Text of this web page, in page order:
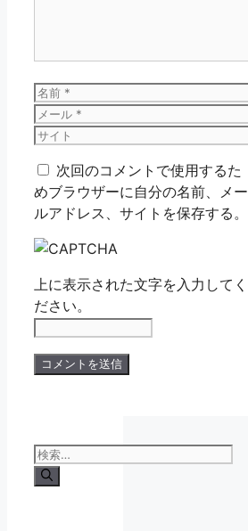
名
前
メ
ー
サ
ト 次回のコメントで使用するた
めブラウザーに自分の名前、メー
ルアドレス、サイトを保存する。
上に表示された文字を入力してく
ださい。
検
索: